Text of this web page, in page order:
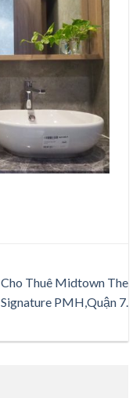
Cho Thuê Midtown The
Signature PMH,Quận 7.